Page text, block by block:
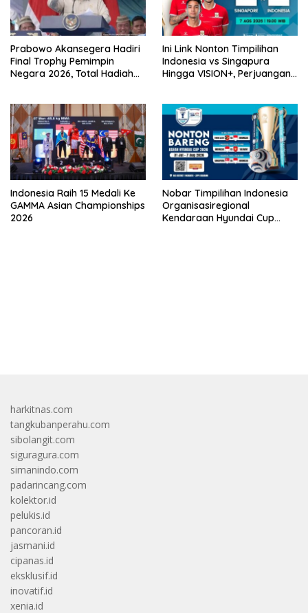
Prabowo Akansegera Hadiri
Final Trophy Pemimpin
Negara 2026, Total Hadiah
Ini Link Nonton Timpilihan
Indonesia vs Singapura
Hingga VISION+, Perjuangan
Indonesia Raih 15 Medali Ke
GAMMA Asian Championships
2026
Nobar Timpilihan Indonesia
Organisasiregional
Kendaraan Hyundai Cup
harkitnas.com
tangkubanperahu.com
sibolangit.com
siguragura.com
simanindo.com
padarincang.com
kolektor.id
pelukis.id
pancoran.id
jasmani.id
cipanas.id
eksklusif.id
inovatif.id
xenia.id